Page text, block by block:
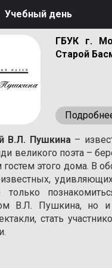
Учебный день
ГБУК г.
Старой
В.Л. Пушкина–
великого поэта –
этого дома. В
В.Л. Пушкина, но и
стать